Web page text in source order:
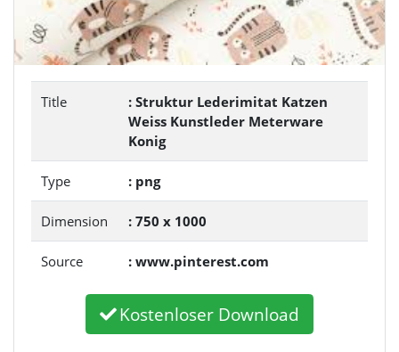
Title
: Struktur Lederimitat Katzen
Weiss Kunstleder Meterware
Konig
Type : png
Dimension : 750 x 1000
Source : www.pinterest.com
Kostenloser Download